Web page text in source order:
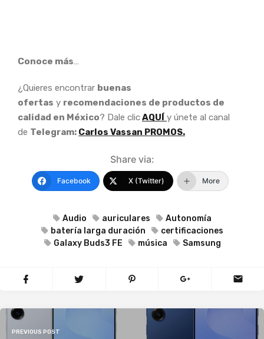
Conoce más…
¿Quieres encontrar buenas
ofertas y recomendaciones de productos de
calidad en México? Dale clicAQUÍ y únete al canal
de Telegram: Carlos Vassan PROMOS.
Share via:
Facebook X (Twitter) More
Audio auriculares
Autonomía
batería larga duración
certificaciones
Galaxy Buds3 FE
música Samsung
PREVIOUS POST